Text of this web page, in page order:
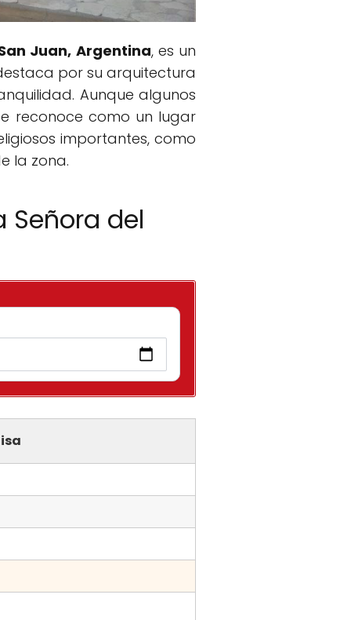
Juan, Argentina, es un
por su arquitectura
Aunque algunos
reconoce como un lugar
importantes, como
la zona.
Señora del